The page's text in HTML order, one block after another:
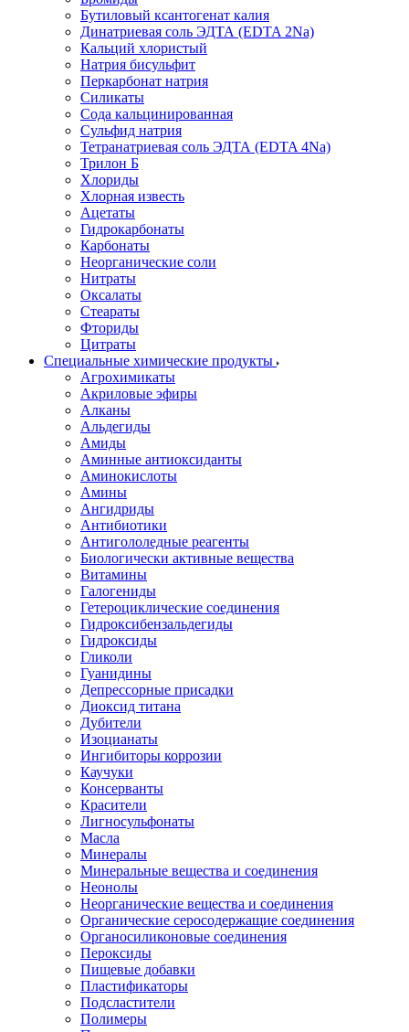
Бутиловый ксантогенат калия
Динатриевая соль ЭДТА (EDTA 2Na)
Кальций хлористый
Натрия бисульфит
Перкарбонат натрия
Силикаты
Сода кальцинированная
Сульфид натрия
Тетранатриевая соль ЭДТА (EDTA 4Na)
Трилон Б
Хлориды
Хлорная известь
Ацетаты
Гидрокарбонаты
Карбонаты
Неорганические соли
Нитраты
Оксалаты
Стеараты
Фториды
Цитраты
Специальные химические продукты
Агрохимикаты
Акриловые эфиры
Алканы
Альдегиды
Амиды
Аминные антиоксиданты
Аминокислоты
Амины
Ангидриды
Антибиотики
Антигололедные реагенты
Биологически активные вещества
Витамины
Галогениды
Гетероциклические соединения
Гидроксибензальдегиды
Гидроксиды
Гликоли
Гуанидины
Депрессорные присадки
Диоксид титана
Дубители
Изоцианаты
Ингибиторы коррозии
Каучуки
Консерванты
Красители
Лигносульфонаты
Масла
Минералы
Минеральные вещества и соединения
Неонолы
Неорганические вещества и соединения
Органические серосодержащие соединения
Органосиликоновые соединения
Пероксиды
Пищевые добавки
Пластификаторы
Подсластители
Полимеры